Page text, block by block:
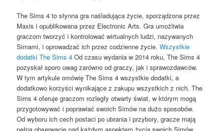
The Sims 4 to słynna gra naśladująca życie, sporządzona przez
Maxis i opublikowana przez Electronic Arts. Gra umożliwia
graczom tworzyć i kontrolować wirtualnych ludzi, nazywanych
Simami, i oprowadzać ich przez codzienne życie.Wszystkie
dodatki The Sims 4 Od czasu wydania w 2014 roku, The Sims 4
pozyskał sporo uwag zarówno od graczy, jak i sprawozdawców.
W tym artykule omówię The Sims 4 wszystkie dodatki, a
dodatkowo korzyści wynikające z zakupu wszystkich z nich. The
Sims 4 oferuje graczom rozległy otwarty świat, w którym mogą
przygotowywać i poprawiać swoich Simów na dużo sposobów.
Od wyboru ich cech postaci po ubrania i przybory, gracze mają